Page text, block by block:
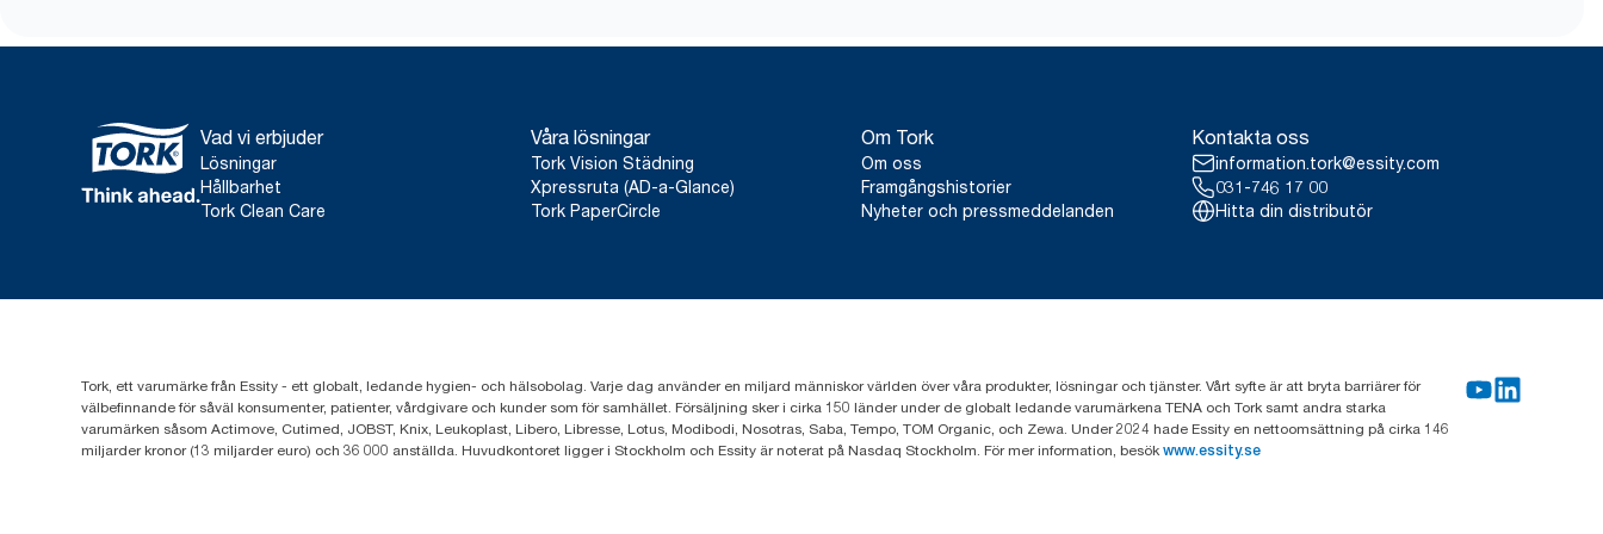
Baseras på livscykelanalys verifierad av tredje part, som inkluderar alla kvalitetsnivåer för refiller, i
kombination med information om förbrukning. Då informationen är ett genomsnitt för systemet är
den inte avsedd att användas för koldioxidrapportering för specifika artiklar och konsumtion.
Vad vi erbjuder
Lösningar
Hållbarhet
Tork Clean Care
Våra lösningar
Tork Vision Städning
Xpressruta (AD-a-Glance)
Tork PaperCircle
Om Tork
Om oss
Framgångshistorier
Nyheter och pressmeddelanden
Kontakta oss
information.tork@essity.com
031-746 17 00
Hitta din distributör
Tork, ett varumärke från Essity - ett globalt, ledande hygien- och hälsobolag. Varje dag använder en miljard människor världen över våra produkter, lösningar och tjänster. Vårt syfte är att bryta barriärer för
välbefinnande för såväl konsumenter, patienter, vårdgivare och kunder som för samhället. Försäljning sker i cirka 150 länder under de globalt ledande varumärkena TENA och Tork samt andra starka
varumärken såsom Actimove, Cutimed, JOBST, Knix, Leukoplast, Libero, Libresse, Lotus, Modibodi, Nosotras, Saba, Tempo, TOM Organic, och Zewa. Under 2024 hade Essity en nettoomsättning på cirka 146
miljarder kronor (13 miljarder euro) och 36 000 anställda. Huvudkontoret ligger i Stockholm och Essity är noterat på Nasdaq Stockholm. För mer information, besök www.essity.se